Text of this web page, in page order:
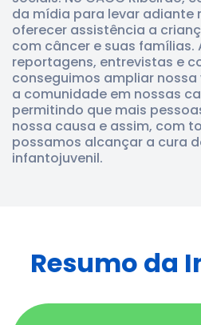
da mídia para levar adiante
oferecer assistência a
com câncer e suas famílias.
reportagens, entrevistas e
conseguimos ampliar
a comunidade em nossas
permitindo que mais
nossa causa e assim, com
possamos alcançar a cura
infantojuvenil.
Resumo da